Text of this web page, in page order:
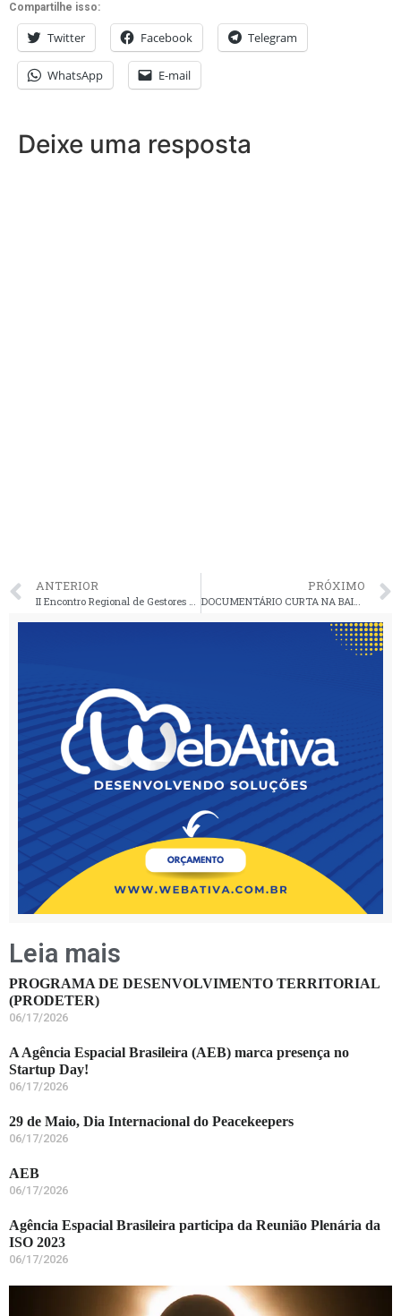
Compartilhe isso:
Twitter Facebook Telegram
WhatsApp E-mail
Deixe uma resposta
ANTERIOR
II Encontro Regional de Gestores Municipais e Empresários do Trade Turístico na Baixada Maranhense
PRÓXIMO
DOCUMENTÁRIO CURTA NA BAIXADA – SABERES E FAZERES
Leia mais
PROGRAMA DE DESENVOLVIMENTO TERRITORIAL
(PRODETER)
06/17/2026
A Agência Espacial Brasileira (AEB) marca presença no
Startup Day!
06/17/2026
29 de Maio, Dia Internacional do Peacekeepers
06/17/2026
AEB
06/17/2026
Agência Espacial Brasileira participa da Reunião Plenária da
ISO 2023
06/17/2026